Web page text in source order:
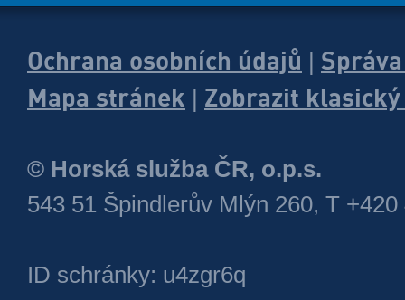
Ochrana osobních údajů
Mapa stránek
Zobrazit
© Horská služba ČR, o.p.s.
543 51 Špindlerův Mlýn 260, T +420
ID schránky: u4zgr6q